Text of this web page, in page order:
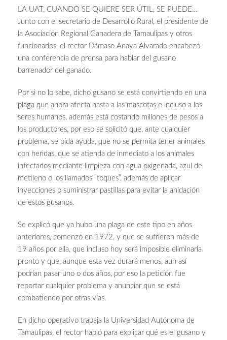
LA UAT, CUANDO SE QUIERE SER ÚTIL, SE PUEDE…
Junto con el secretario de Desarrollo Rural, el presidente de
la Asociación Regional Ganadera de Tamaulipas y otros
funcionarios, el rector Dámaso Anaya Alvarado encabezó
una conferencia de prensa para hablar del gusano
barrenador del ganado.
Por si no lo sabe, dicho gusano se está convirtiendo en una
plaga que ahora afecta hasta a las mascotas e incluso a los
seres humanos, además está costando millones de pesos a
los productores, por eso se solicitó que, ante cualquier
problema, se pida ayuda, que no se permita tener animales
con heridas, que se atienda de inmediato a los animales
infectados mediante limpieza con agua oxigenada, azul de
metileno o los llamados “toques”, además de aplicar
inyecciones o suministrar pastillas para evitar la anidación
de estos gusanos.
Se explicó que ya hubo una plaga de este tipo en años
anteriores, comenzó en 1972, y que se sufrieron más de
19 años por ella, que incluso hoy será imposible eliminarla
pronto y que, aunque esta vez durará menos, aun así
podrían pasar uno o dos años, por eso la petición fue
reportar cualquier problema y anunciar que se está
combatiendo por otras vías.
En dicho operativo trabaja la Universidad Autónoma de
Tamaulipas, el rector habló para explicar qué es el gusano y